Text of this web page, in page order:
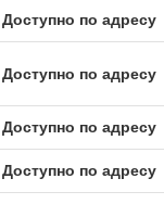
Доступно по адресу
Доступно по адресу
Доступно по адресу
Доступно по адресу